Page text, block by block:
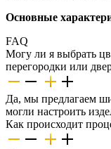
Основные
FAQ
Могу ли я выбрать
перегородки или
Да, мы предлагаем
могли настроить
Как происходит